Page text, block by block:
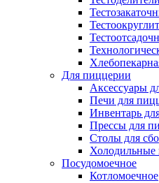
Для пиццерии
Аксессуары
Печи для
Инвентарь
Прессы для
Столы для
Холодильные
Посудомоечное
Котломоечное